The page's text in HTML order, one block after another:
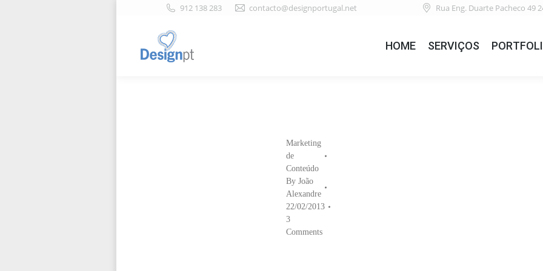
912 138 283 contacto@designportugal.net Rua Eng. Duarte Pacheco 49
HOME SERVIÇOS
Marketing
de
Conteúdo
By João
Alexandre
22/02/2013
3
Comments